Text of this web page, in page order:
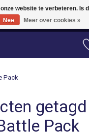
binnen Nederland! Vanaf
Duitsland!
Pack
Pack
website te verbeteren. Is
Nee
Meer over cookies »